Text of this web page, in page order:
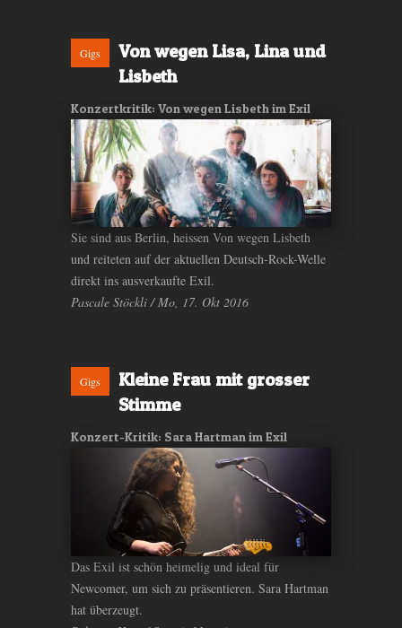
Gigs
Von wegen Lisa, Lina und
Lisbeth
Konzertkritik: Von wegen Lisbeth im Exil
Sie sind aus Berlin, heissen Von wegen Lisbeth
und reiteten auf der aktuellen Deutsch-Rock-Welle
direkt ins ausverkaufte Exil.
Pascale Stöckli / Mo, 17. Okt 2016
Gigs
Kleine Frau mit grosser
Stimme
Konzert-Kritik: Sara Hartman im Exil
Das Exil ist schön heimelig und ideal für
Newcomer, um sich zu präsentieren. Sara Hartman
hat überzeugt.